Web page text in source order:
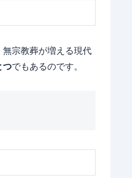
宗教葬が増える現代
つでもあるのです。